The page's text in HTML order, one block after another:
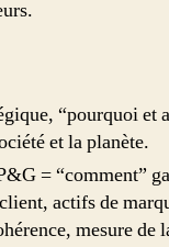
“pourquoi et
et la planète.
= “comment”
actifs de
mesure de